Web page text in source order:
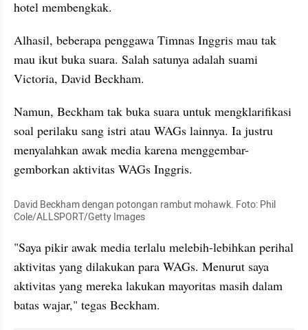
hotel membengkak.
Alhasil, beberapa penggawa Timnas Inggris mau tak
mau ikut buka suara. Salah satunya adalah suami
Victoria, David Beckham.
Namun, Beckham tak buka suara untuk mengklarifikasi
soal perilaku sang istri atau WAGs lainnya. Ia justru
menyalahkan awak media karena menggembar-
gemborkan aktivitas WAGs Inggris.
David Beckham dengan potongan rambut mohawk. Foto: Phil
Cole/ALLSPORT/Getty Images
"Saya pikir awak media terlalu melebih-lebihkan perihal
aktivitas yang dilakukan para WAGs. Menurut saya
aktivitas yang mereka lakukan mayoritas masih dalam
batas wajar," tegas Beckham.